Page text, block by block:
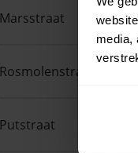
media,
Marsstraat
Rosmolenstraat
Putstraat